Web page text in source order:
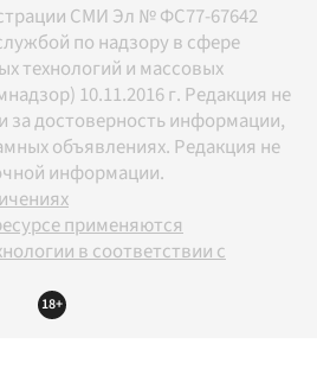
СМИ Эл № ФС77-67642
по надзору в сфере
технологий и массовых
10.11.2016 г. Редакция не
за достоверность информации,
объявлениях. Редакция не
информации.
применяются
в соответствии с
18+